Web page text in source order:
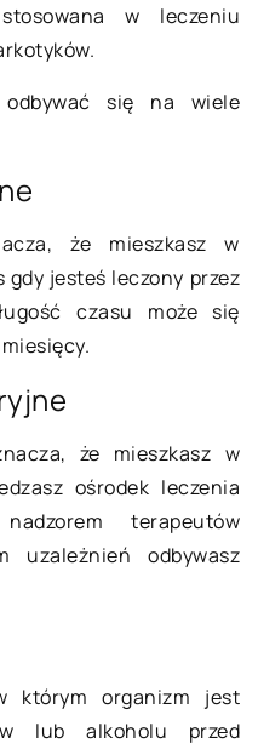
w leczeniu
odbywać się na wiele
że mieszkasz w
jesteś leczony przez
czasu może się
że mieszkasz w
ośrodek leczenia
terapeutów
uzależnień odbywasz
którym organizm jest
lub alkoholu przed